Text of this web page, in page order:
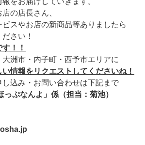
の店長さん、
スやお店の新商品等ありましたら
さい！
！！
大洲市・内子町・西予市エリアに
い情報をリクエストしてくださいね！
込み・お問い合わせは下記まで
っぷなんよ」係（担当：菊池）